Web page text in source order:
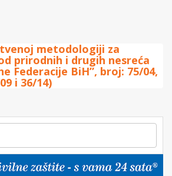
metodologiji za
prirodnih i drugih nesreća
Federacije BiH”, broj: 75/04,
i 36/14)